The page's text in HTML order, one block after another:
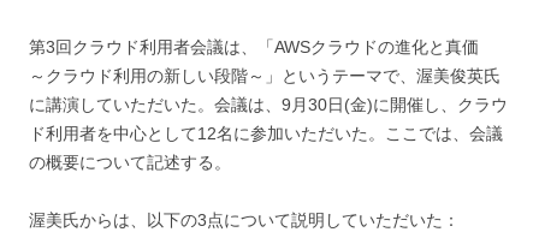
第3回クラウド利用者会議は、「AWSクラウドの進化と真価
～クラウド利用の新しい段階～」というテーマで、渥美俊英氏
に講演していただいた。会議は、9月30日(金)に開催し、クラウ
ド利用者を中心として12名に参加いただいた。ここでは、会議
の概要について記述する。
渥美氏からは、以下の3点について説明していただいた：